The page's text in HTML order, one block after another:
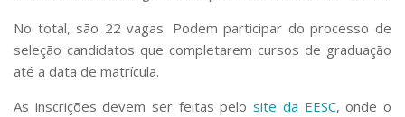
Centros, Núcleos e Projetos em Rede
Pós-doutorado
Iniciação Científica
Transferência de Tecnologia
Empresas Juniores
Extensão à Comunidade
No total, são 22 vagas. Podem participar do processo de
seleção candidatos que completarem cursos de graduação
até a data de matrícula.
As inscrições devem ser feitas pelosite da EESC, onde o